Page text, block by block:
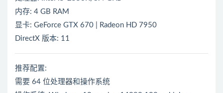
内存: 4 GB RAM
显卡: GeForce GTX 670 | Radeon HD 7950
DirectX 版本: 11
推荐配置:
需要 64 位处理器和操作系统